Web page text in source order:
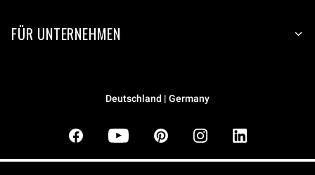
FÜR UNTERNEHMEN
Deutschland | Germany